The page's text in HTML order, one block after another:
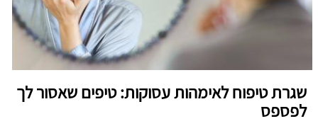
שגרת טיפוח לאימהות עסוקות: טיפים שאסור לך
לפספס